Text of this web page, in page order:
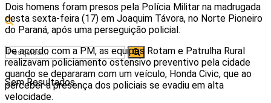
Sem Resultados
Dois homens foram presos pela Polícia Militar na madrugada
desta sexta-feira (17) em Joaquim Távora, no Norte Pioneiro
do Paraná, após uma perseguição policial.
De acordo com a PM, as equipes Rotam e Patrulha Rural
realizavam policiamento ostensivo preventivo pela cidade
quando se depararam com um veículo, Honda Civic, que ao
perceber a presença dos policiais se evadiu em alta
velocidade.